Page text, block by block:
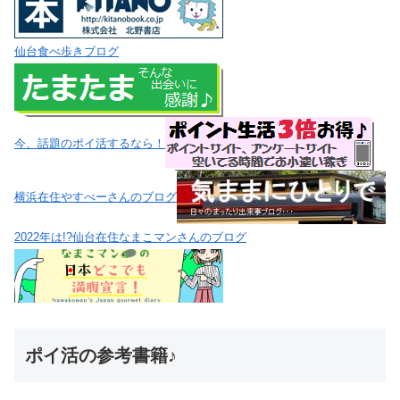
仙台食べ歩きブログ
今、話題のポイ活するなら！
横浜在住やすべーさんのブログ
2022年は!?仙台在住なまこマンさんのブログ
ポイ活の参考書籍♪